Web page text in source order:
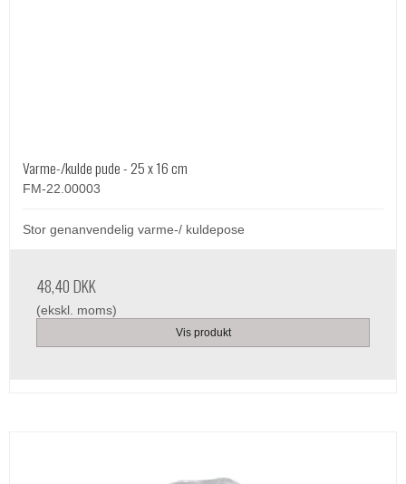
Varme-/kulde pude - 25 x 16 cm
FM-22.00003
Stor genanvendelig varme-/ kuldepose
48,40 DKK
(ekskl. moms)
Vis produkt